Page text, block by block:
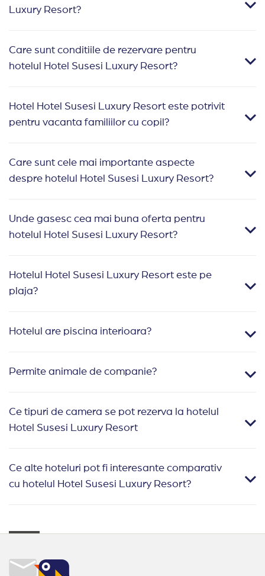
Luxury Resort?
Care sunt conditiile de rezervare pentru
hotelul Hotel Susesi Luxury Resort?
Hotel Hotel Susesi Luxury Resort este potrivit
pentru vacanta familiilor cu copil?
Care sunt cele mai importante aspecte
despre hotelul Hotel Susesi Luxury Resort?
Unde gasesc cea mai buna oferta pentru
hotelul Hotel Susesi Luxury Resort?
Hotelul Hotel Susesi Luxury Resort este pe
plaja?
Hotelul are piscina interioara?
Permite animale de companie?
Ce tipuri de camera se pot rezerva la hotelul
Hotel Susesi Luxury Resort
Ce alte hoteluri pot fi interesante comparativ
cu hotelul Hotel Susesi Luxury Resort?